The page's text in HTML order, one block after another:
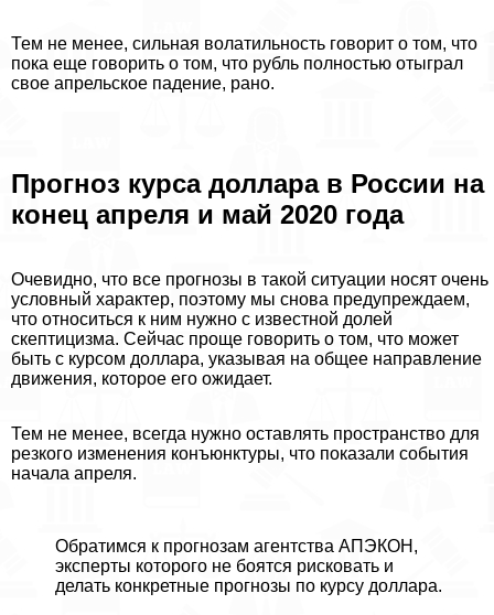
Тем не менее, сильная волатильность говорит о том, что
пока еще говорить о том, что рубль полностью отыграл
свое апрельское падение, рано.
Прогноз курса доллара в России на
конец апреля и май 2020 года
Очевидно, что все прогнозы в такой ситуации носят очень
условный хаpaктер, поэтому мы снова предупреждаем,
что относиться к ним нужно с известной долей
скептицизма. Сейчас проще говорить о том, что может
быть с курсом доллара, указывая на общее направление
движения, которое его ожидает.
Тем не менее, всегда нужно оставлять прострaнcтво для
резкого изменения конъюнктуры, что показали события
начала апреля.
Обратимся к прогнозам агентства АПЭКОН,
эксперты которого не боятся рисковать и
делать конкретные прогнозы по курсу доллара.